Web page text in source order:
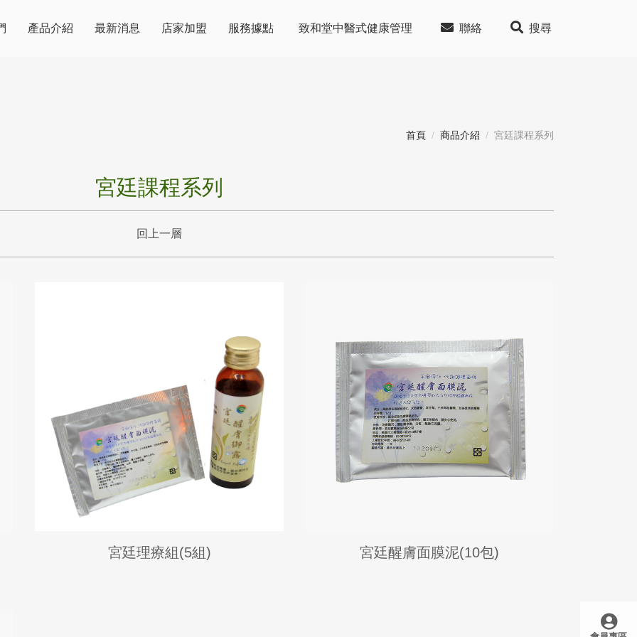
首頁 商品介紹 宮廷課程系列
宮廷課程系列
回上一層
宮廷理療組(5組) 宮廷醒膚面膜泥(10包)
產品介紹 最新消息 店家加盟 服務據點 致和堂中醫式健康管理 聯絡 搜尋